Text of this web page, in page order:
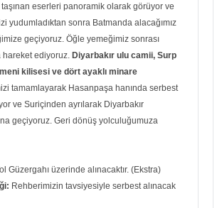
taşınan eserleri panoramik olarak görüyor ve
yudumladıktan sonra Batmanda alacağımız
geçiyoruz. Öğle yemeğimiz sonrası
hareket ediyoruz. Diyarbakır ulu camii, Surp
kilisesi ve dört ayaklı minare
tamamlayarak Hasanpaşa hanında serbest
ve Suriçinden ayrılarak Diyarbakır
geçiyoruz. Geri dönüş yolculuğumuza
Güzergahı üzerinde alınacaktır. (Ekstra)
Rehberimizin tavsiyesiyle serbest alınacak